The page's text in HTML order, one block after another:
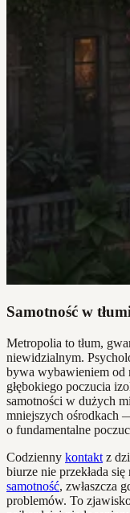
Samotność w
Metropolia to tłum,
niewidzialnym.
bywa wybawieniem od
głębokiego poczucia
samotności w dużych
mniejszych ośrodkach
o fundamentalne
Codzienny kontakt z
biurze nie przekłada się
samotność, zwłaszcza
problemów. To